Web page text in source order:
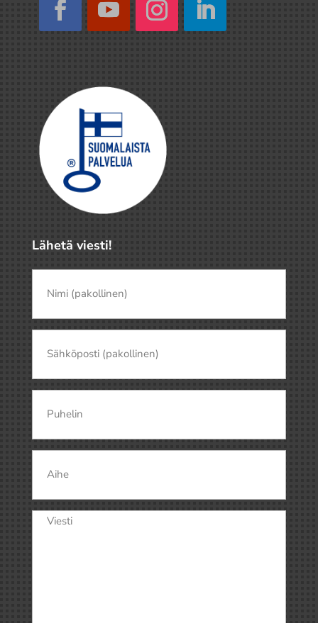
Lähetä viesti!
(pakollinen)
(Pakollinen)
Nimi
Viesti(Pakollinen)